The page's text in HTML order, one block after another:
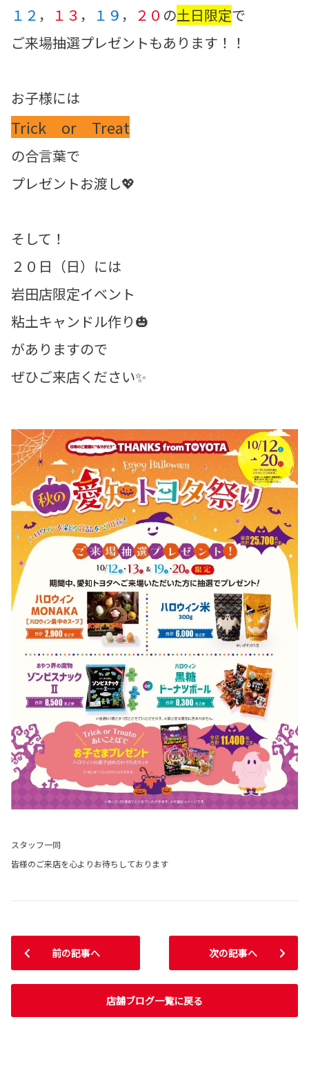
１２ ， １３ ， １９ ， ２０ の土日限定で
ご来場抽選プレゼントもあります！！
お子様には
Trick or Treat
の合言葉で
プレゼントお渡し💖
そして！
２０日（日）には
岩田店限定イベント
粘土キャンドル作り🎃
がありますので
ぜひご来店ください✨
スタッフ一同
皆様のご来店を心よりお待ちしております
前の記事へ
店舗ブログ一覧に戻る
次の記事へ